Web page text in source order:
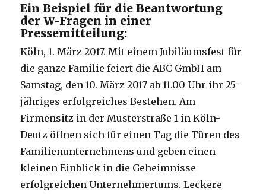
Ein Beispiel für die Beantwortung
der W-Fragen in einer
Pressemitteilung:
Köln, 1. März 2017. Mit einem Jubiläumsfest für
die ganze Familie feiert die ABC GmbH am
Samstag, den 10. März 2017 ab 11.00 Uhr ihr 25-
jähriges erfolgreiches Bestehen. Am
Firmensitz in der Musterstraße 1 in Köln-
Deutz öffnen sich für einen Tag die Türen des
Familienunternehmens und geben einen
kleinen Einblick in die Geheimnisse
erfolgreichen Unternehmertums. Leckere